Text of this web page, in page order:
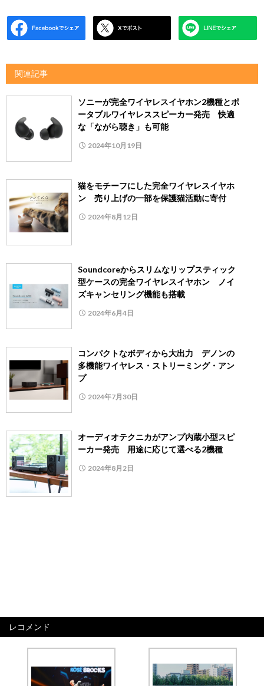
関連記事
ソニーが完全ワイヤレスイヤホン2機種とポ
ータブルワイヤレススピーカー発売 快適
な「ながら聴き」も可能
2024年10月19日
猫をモチーフにした完全ワイヤレスイヤホ
ン 売り上げの一部を保護猫活動に寄付
2024年8月12日
Soundcoreからスリムなリップスティック
型ケースの完全ワイヤレスイヤホン ノイ
ズキャンセリング機能も搭載
2024年6月4日
コンパクトなボディから大出力 デノンの
多機能ワイヤレス・ストリーミング・アン
プ
2024年7月30日
オーディオテクニカがアンプ内蔵小型スピ
ーカー発売 用途に応じて選べる2機種
2024年8月2日
レコメンド